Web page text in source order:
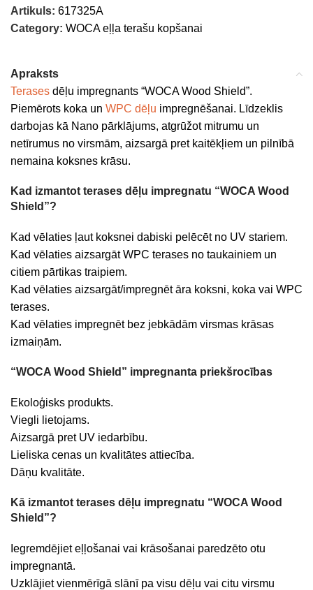
Artikuls: 617325A
Category: WOCA eļļa terašu kopšanai
Apraksts
Terases dēļu impregnants “WOCA Wood Shield”.
Piemērots koka un WPC dēļu impregnēšanai. Līdzeklis
darbojas kā Nano pārklājums, atgrūžot mitrumu un
netīrumus no virsmām, aizsargā pret kaitēkļiem un pilnībā
nemaina koksnes krāsu.
Kad izmantot terases dēļu impregnatu “WOCA Wood
Shield”?
Kad vēlaties ļaut koksnei dabiski pelēcēt no UV stariem.
Kad vēlaties aizsargāt WPC terases no taukainiem un
citiem pārtikas traipiem.
Kad vēlaties aizsargāt/impregnēt āra koksni, koka vai WPC
terases.
Kad vēlaties impregnēt bez jebkādām virsmas krāsas
izmaiņām.
“WOCA Wood Shield” impregnanta priekšrocības
Ekoloģisks produkts.
Viegli lietojams.
Aizsargā pret UV iedarbību.
Lieliska cenas un kvalitātes attiecība.
Dāņu kvalitāte.
Kā izmantot terases dēļu impregnatu “WOCA Wood
Shield”?
Iegremdējiet eļļošanai vai krāsošanai paredzēto otu
impregnantā.
Uzklājiet vienmērīgā slānī pa visu dēļu vai citu virsmu